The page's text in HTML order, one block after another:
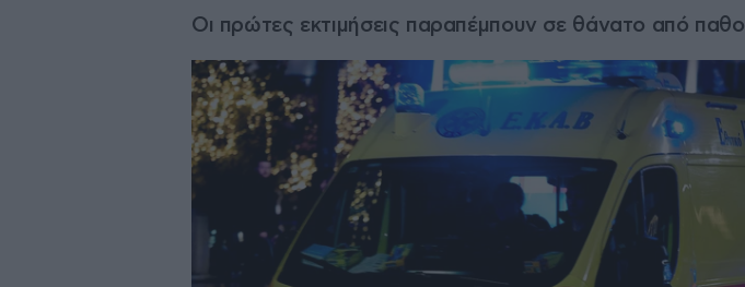
Οι πρώτες εκτιμήσεις παραπέμπουν σε θάνατο από